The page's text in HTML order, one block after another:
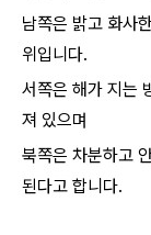
남쪽은 밝고 화사
위입니다.
서쪽은 해가 지는
져 있으며
북쪽은 차분하고
된다고 합니다.